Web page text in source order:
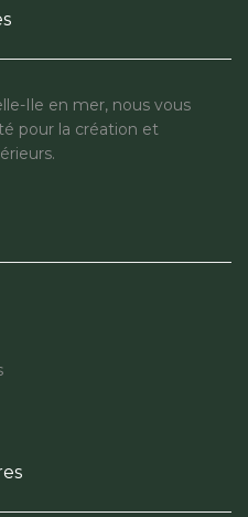
Ile en mer, nous vous
pour la création et